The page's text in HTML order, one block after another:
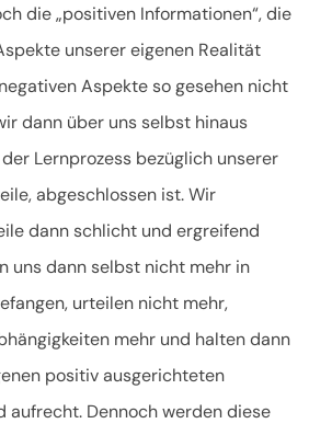
die „positiven Informationen“, die
unserer eigenen Realität
Aspekte so gesehen nicht
dann über uns selbst hinaus
Lernprozess bezüglich unserer
abgeschlossen ist. Wir
dann schlicht und ergreifend
uns dann selbst nicht mehr in
urteilen nicht mehr,
mehr und halten dann
positiv ausgerichteten
aufrecht. Dennoch werden diese